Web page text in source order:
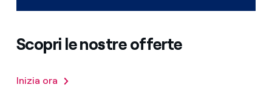
Scopri le nostre offerte
Inizia ora